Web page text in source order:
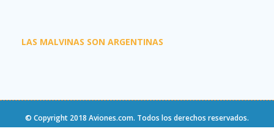
LAS MALVINAS SON ARGENTINAS
© Copyright 2018 Aviones.com. Todos los derechos reservados.